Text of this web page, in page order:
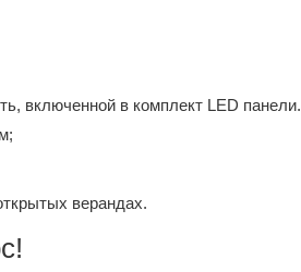
включенной в комплект LED панели.
верандах.